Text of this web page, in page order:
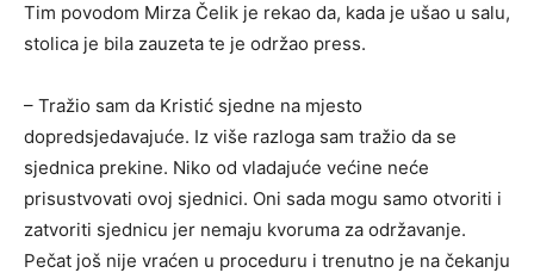
Tim povodom Mirza Čelik je rekao da, kada je ušao u salu,
stolica je bila zauzeta te je održao press.
– Tražio sam da Kristić sjedne na mjesto
dopredsjedavajuće. Iz više razloga sam tražio da se
sjednica prekine. Niko od vladajuće većine neće
prisustvovati ovoj sjednici. Oni sada mogu samo otvoriti i
zatvoriti sjednicu jer nemaju kvoruma za održavanje.
Pečat još nije vraćen u proceduru i trenutno je na čekanju